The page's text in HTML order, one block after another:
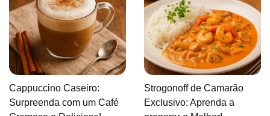
Cappuccino Caseiro:
Surpreenda com um Café
Strogonoff de Camarão
Exclusivo: Aprenda a